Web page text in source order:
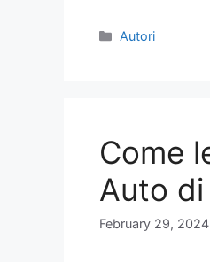
Categories
Autori
Come
Auto
February 29, 2024